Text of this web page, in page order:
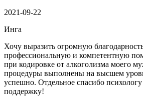
2021-09-22
Инга
Хочу выразить огромную
профессиональную и компетентную
при кодировке от алкоголизма моего
процедуры выполнены на высшем
успешно. Отдельное спасибо
поддержку!